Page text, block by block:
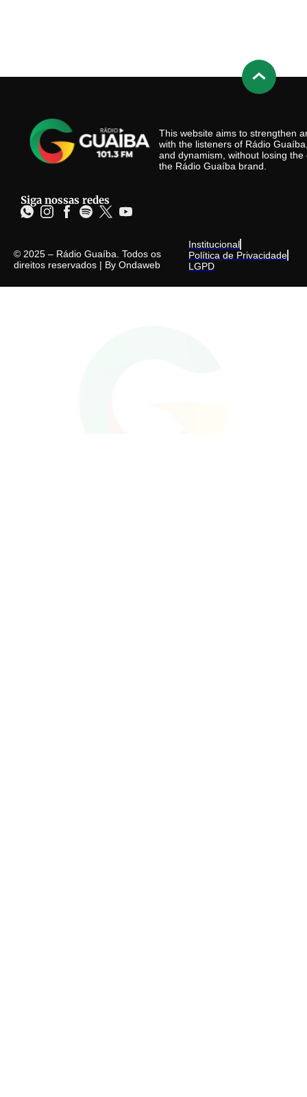
This website aims to strengthen
with the listeners of Rádio
and dynamism, without losing
the Rádio Guaíba brand.
Siga nossas redes
© 2025 – Rádio Guaíba. Todos os
direitos reservados | By Ondaweb
Institucional
Política de Privacidade
LGPD